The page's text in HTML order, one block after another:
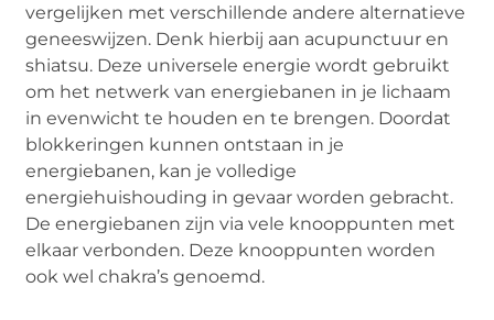
vergelijken met verschillende andere alternatieve
geneeswijzen. Denk hierbij aan acupunctuur en
shiatsu. Deze universele energie wordt gebruikt
om het netwerk van energiebanen in je lichaam
in evenwicht te houden en te brengen. Doordat
blokkeringen kunnen ontstaan in je
energiebanen, kan je volledige
energiehuishouding in gevaar worden gebracht.
De energiebanen zijn via vele knooppunten met
elkaar verbonden. Deze knooppunten worden
ook wel chakra’s genoemd.